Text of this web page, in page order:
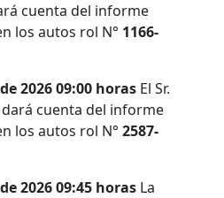
cuenta del informe
los autos rol N° 1166-
2026 09:00 horas El Sr.
cuenta del informe
los autos rol N° 2587-
2026 09:45 horas La